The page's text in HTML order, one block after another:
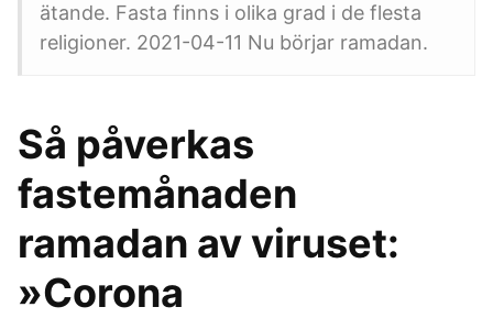
ätande. Fasta finns i olika grad i de flesta
religioner. 2021-04-11 Nu börjar ramadan.
Så påverkas
fastemånaden
ramadan av viruset:
»Corona